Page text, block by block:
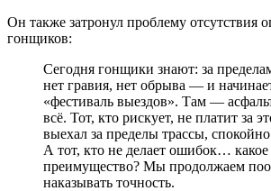
Он также затронул проблему отсутствия
гонщиков:
Сегодня гонщики знают: за
нет гравия, нет обрыва — и
«фестиваль выездов». Там —
всё. Тот, кто рискует, не платит за
выехал за пределы трассы,
А тот, кто не делает ошибок… какое
преимущество? Мы продолжаем
наказывать точность.